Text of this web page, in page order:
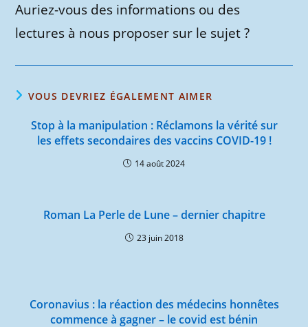
Auriez-vous des informations ou des
lectures à nous proposer sur le sujet ?
VOUS DEVRIEZ ÉGALEMENT AIMER
Stop à la manipulation : Réclamons la vérité sur
les effets secondaires des vaccins COVID-19 !
14 août 2024
Roman La Perle de Lune – dernier chapitre
23 juin 2018
Coronavius : la réaction des médecins honnêtes
commence à gagner – le covid est bénin